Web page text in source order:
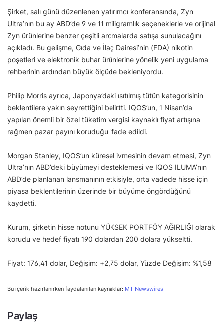
Şirket, salı günü düzenlenen yatırımcı konferansında, Zyn
Ultra’nın bu ay ABD’de 9 ve 11 miligramlık seçeneklerle ve orijinal
Zyn ürünlerine benzer çeşitli aromalarda satışa sunulacağını
açıkladı. Bu gelişme, Gıda ve İlaç Dairesi’nin (FDA) nikotin
poşetleri ve elektronik buhar ürünlerine yönelik yeni uygulama
rehberinin ardından büyük ölçüde bekleniyordu.
Philip Morris ayrıca, Japonya’daki ısıtılmış tütün kategorisinin
beklentilere yakın seyrettiğini belirtti. IQOS’un, 1 Nisan’da
yapılan önemli bir özel tüketim vergisi kaynaklı fiyat artışına
rağmen pazar payını koruduğu ifade edildi.
Morgan Stanley, IQOS’un küresel ivmesinin devam etmesi, Zyn
Ultra’nın ABD’deki büyümeyi desteklemesi ve IQOS ILUMA’nın
ABD’de planlanan lansmanının etkisiyle, orta vadede hisse için
piyasa beklentilerinin üzerinde bir büyüme öngördüğünü
kaydetti.
Kurum, şirketin hisse notunu YÜKSEK PORTFÖY AĞIRLIĞI olarak
korudu ve hedef fiyatı 190 dolardan 200 dolara yükseltti.
Fiyat: 176,41 dolar, Değişim: +2,75 dolar, Yüzde Değişim: %1,58
Bu içerik hazırlanırken faydalanılan kaynaklar: MT Newswires
Paylaş